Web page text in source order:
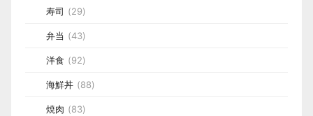
寿司 (29)
弁当 (43)
洋食 (92)
海鮮丼 (88)
焼肉 (83)